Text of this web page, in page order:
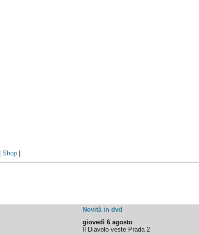
|Shop
Novità in dvd
giovedì 6 agosto
Il Diavolo veste Prada 2